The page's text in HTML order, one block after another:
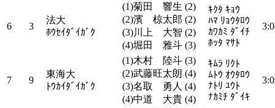
6 3
法大
ﾎｳｾｲﾀﾞｲｶﾞｸ
(1)菊田 響生 (2)
(2)濱 椋太郎 (2)
(3)川上 大智 (2)
(4)堀田 雅斗 (3)
ｷｸﾀ ｷｮｳ
ﾊﾏ ﾘｮｳﾀﾛｳ
ｶﾜｶﾐ ﾀﾞｲﾁ
ﾎｯﾀ ﾏｻﾄ
7 9
東海大
ﾄｳｶｲﾀﾞｲｶﾞｸ
(1)木村 陸斗 (3)
(2)武藤旺太朗 (4)
(3)名取 勇人 (4)
(4)中道 大貴 (4)
ｷﾑﾗ ﾘｸﾄ
ﾑﾄｳ ｵｳﾀﾛｳ
ﾅﾄﾘ ﾕｳﾄ
ﾅｶﾐﾁ ﾀﾞｲｷ